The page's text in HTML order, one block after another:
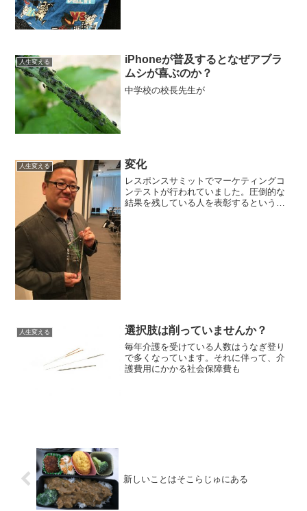
人生変える
iPhoneが普及するとなぜアブラ
ムシが喜ぶのか？
中学校の校長先生が
人生変える 変化
レスポンスサミットでマーケティングコ
ンテストが行われていました。圧倒的な
結果を残している人を表彰するというも
人生変える 選択肢は削っていませんか？
毎年介護を受けている人数はうなぎ登り
で多くなっています。それに伴って、介
護費用にかかる社会保障費も
新しいことはそこらじゅにある